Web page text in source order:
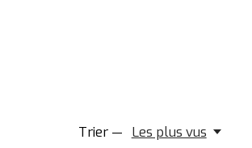
Trier — Les plus vus